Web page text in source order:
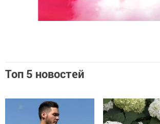
Топ 5 новостей